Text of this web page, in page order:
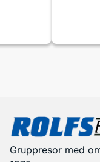
Gruppresor med